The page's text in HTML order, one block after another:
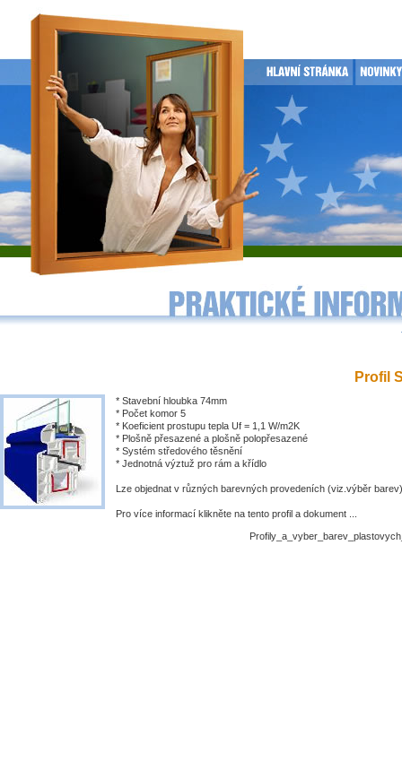
Profil
* Stavební hloubka 74mm
* Počet komor 5
* Koeficient prostupu tepla Uf = 1,1 W/m2K
* Plošně přesazené a plošně polopřesazené
* Systém středového těsnění
* Jednotná výztuž pro rám a křídlo
Lze objednat v různých barevných provedeních (viz.výběr barev)
Pro více informací klikněte na tento profil a dokument ...